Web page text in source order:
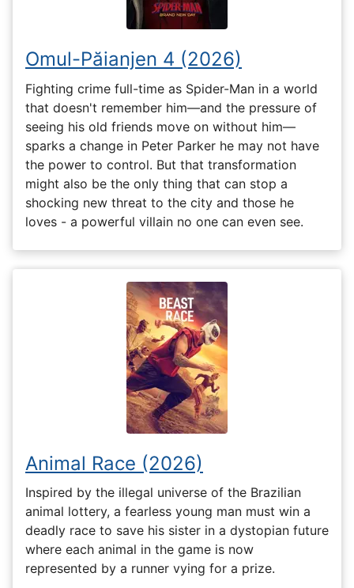
Omul-Păianjen 4 (2026)
Fighting crime full-time as Spider-Man in a world
that doesn't remember him—and the pressure of
seeing his old friends move on without him—
sparks a change in Peter Parker he may not have
the power to control. But that transformation
might also be the only thing that can stop a
shocking new threat to the city and those he
loves - a powerful villain no one can even see.
Animal Race (2026)
Inspired by the illegal universe of the Brazilian
animal lottery, a fearless young man must win a
deadly race to save his sister in a dystopian future
where each animal in the game is now
represented by a runner vying for a prize.